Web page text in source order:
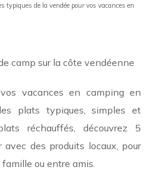
typiques de la vendée pour vos vacances en
vacances en camping en
plats typiques, simples et
réchauffés, découvrez 5
des produits locaux, pour
ou entre amis.